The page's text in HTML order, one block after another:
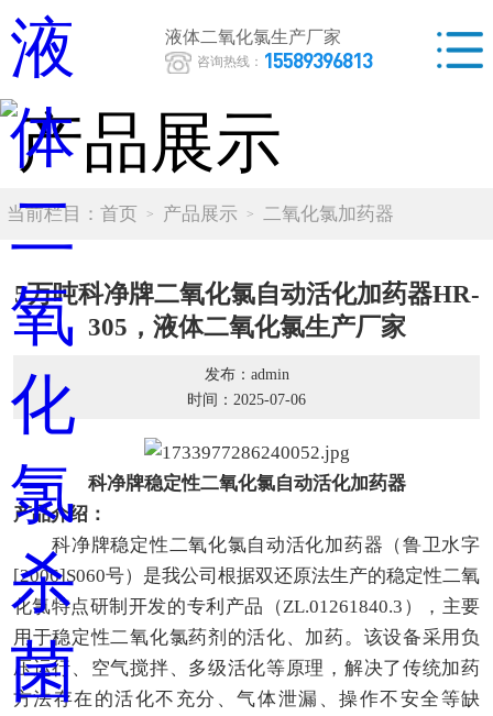
液体二氧化氯生产厂家
咨询热线： 15589396813
当前栏目： 首页 产品展示 二氧化氯加药器
5万吨科净牌二氧化氯自动活化加药器HR-
305，液体二氧化氯生产厂家
发布：admin
时间：2025-07-06
科净牌稳定性二氧化氯自动活化加药器
产品介绍：
科净牌稳定性二氧化氯自动活化加药器（鲁卫水字
[2006]S060号）是我公司根据双还原法生产的稳定性二氧
化氯特点研制开发的专利产品（ZL.01261840.3），主要
用于稳定性二氧化氯药剂的活化、加药。该设备采用负
压运行、空气搅拌、多级活化等原理，解决了传统加药
方法存在的活化不充分、气体泄漏、操作不安全等缺